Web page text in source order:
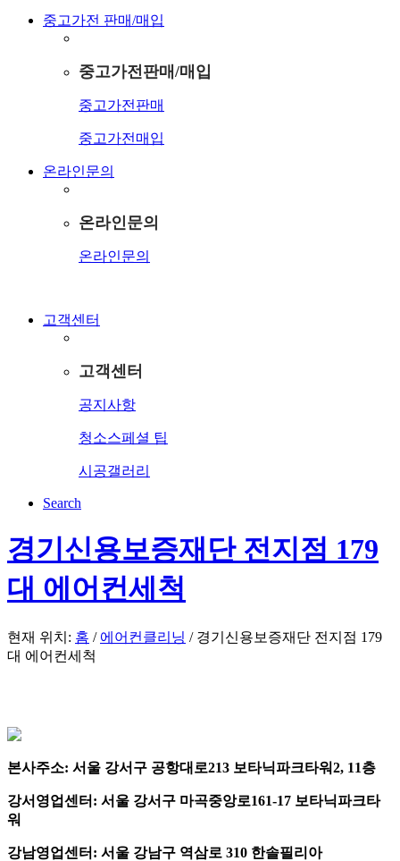
중고가전 판매/매입
중고가전판매/매입
중고가전판매
중고가전매입
온라인문의
온라인문의
온라인문의
고객센터
고객센터
공지사항
청소스페셜 팁
시공갤러리
Search
경기신용보증재단 전지점 179
대 에어컨세척
현재 위치: 홈 / 에어컨클리닝 / 경기신용보증재단 전지점 179
대 에어컨세척
본사주소: 서울 강서구 공항대로213 보타닉파크타워2, 11층
강서영업센터: 서울 강서구 마곡중앙로161-17 보타닉파크타
워
강남영업센터: 서울 강남구 역삼로 310 한솔필리아